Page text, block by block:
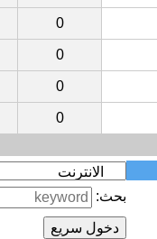
0
0
0
0
بحث: